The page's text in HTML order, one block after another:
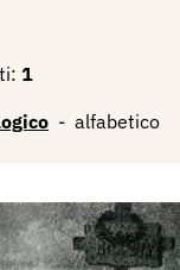
1
- alfabetico